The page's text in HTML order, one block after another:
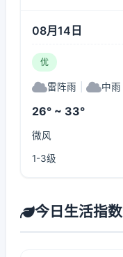
08月14日
优
雷阵雨 中雨
26° ~ 33°
微风
1-3级
今日生活指数